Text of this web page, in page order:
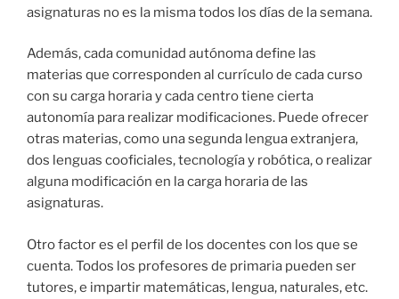
asignaturas no es la misma todos los días de la semana.
Además, cada comunidad autónoma define las
materias que corresponden al currículo de cada curso
con su carga horaria y cada centro tiene cierta
autonomía para realizar modificaciones. Puede ofrecer
otras materias, como una segunda lengua extranjera,
dos lenguas cooficiales, tecnología y robótica, o realizar
alguna modificación en la carga horaria de las
asignaturas.
Otro factor es el perfil de los docentes con los que se
cuenta. Todos los profesores de primaria pueden ser
tutores, e impartir matemáticas, lengua, naturales, etc.